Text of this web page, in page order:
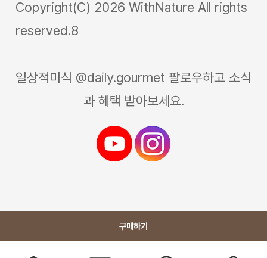
Copyright(C) 2026 WithNature All rights
reserved.8
일상적미식 @daily.gourmet 팔로우하고 소식
과 혜택 받아보세요.